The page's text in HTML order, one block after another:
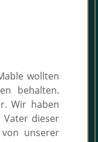
wollten
behalten.
Wir haben
Vater dieser
unserer